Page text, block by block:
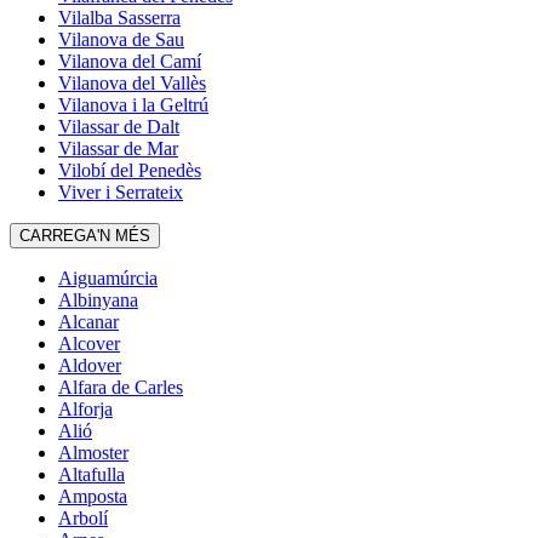
Vilalba Sasserra
Vilanova de Sau
Vilanova del Camí
Vilanova del Vallès
Vilanova i la Geltrú
Vilassar de Dalt
Vilassar de Mar
Vilobí del Penedès
Viver i Serrateix
CARREGA'N MÉS
Aiguamúrcia
Albinyana
Alcanar
Alcover
Aldover
Alfara de Carles
Alforja
Alió
Almoster
Altafulla
Amposta
Arbolí